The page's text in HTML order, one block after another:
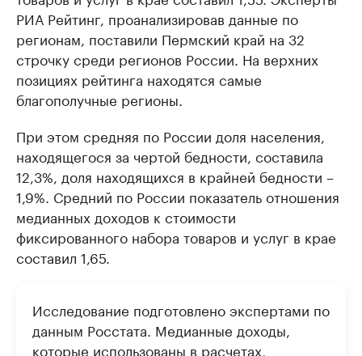
РИА Рейтинг, проанализировав данные по
регионам, поставили Пермский край на 32
строчку среди регионов России. На верхних
позициях рейтинга находятся самые
благополучные регионы.
При этом средняя по России доля населения,
находящегося за чертой бедности, составила
12,3%, доля находящихся в крайней бедности –
1,9%. Средний по России показатель отношения
медианных доходов к стоимости
фиксированного набора товаров и услуг в крае
составил 1,65.
Исследование подготовлено экспертами по
данным Росстата. Медианные доходы,
которые использованы в расчетах,